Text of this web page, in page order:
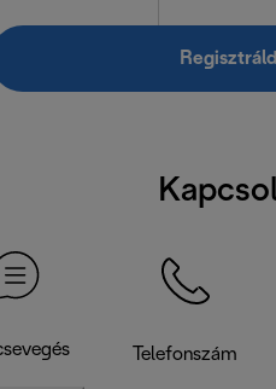
Telefonszám